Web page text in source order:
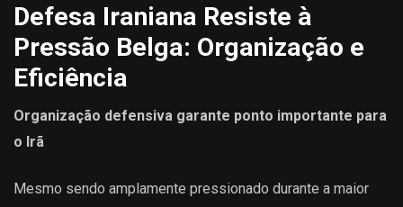
Defesa Iraniana Resiste à
Pressão Belga: Organização e
Eficiência
Organização defensiva garante ponto importante para
o Irã
Mesmo sendo amplamente pressionado durante a maior